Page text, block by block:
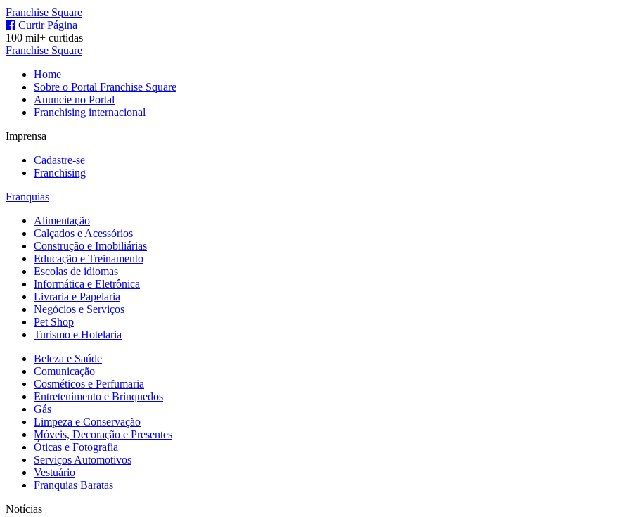
Franchise Square
Curtir Página
100 mil+ curtidas
Franchise Square
Home
Sobre o Portal Franchise Square
Anuncie no Portal
Franchising internacional
Imprensa
Cadastre-se
Franchising
Franquias
Alimentação
Calçados e Acessórios
Construção e Imobiliárias
Educação e Treinamento
Escolas de idiomas
Informática e Eletrônica
Livraria e Papelaria
Negócios e Serviços
Pet Shop
Turismo e Hotelaria
Beleza e Saúde
Comunicação
Cosméticos e Perfumaria
Entretenimento e Brinquedos
Gás
Limpeza e Conservação
Móveis, Decoração e Presentes
Óticas e Fotografia
Serviços Automotivos
Vestuário
Franquias Baratas
Notícias